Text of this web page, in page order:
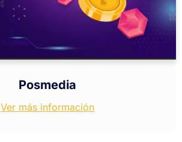
Posmedia
Ver más información